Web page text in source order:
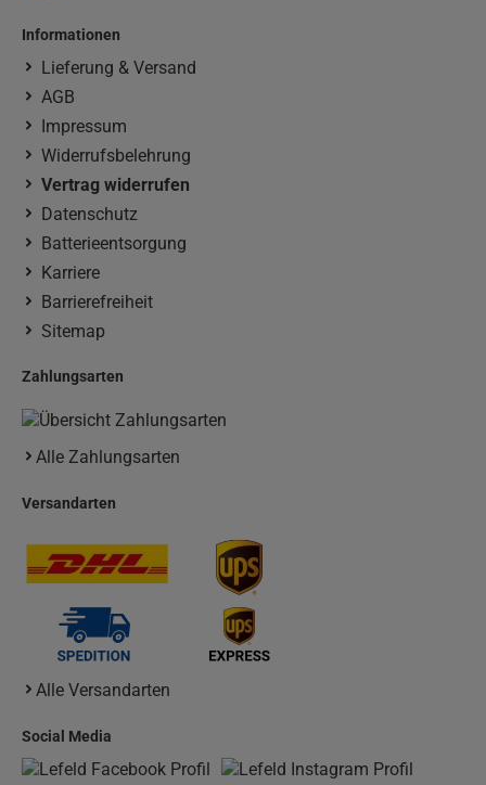
Informationen
Lieferung & Versand
AGB
Impressum
Widerrufsbelehrung
Vertrag widerrufen
Datenschutz
Batterieentsorgung
Karriere
Barrierefreiheit
Sitemap
Zahlungsarten
Alle Zahlungsarten
Versandarten
Alle Versandarten
Social Media